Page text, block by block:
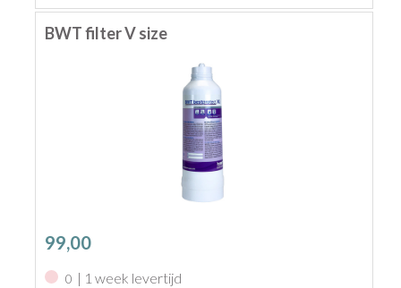
BWT filter V size
99,00
0 | 1 week levertijd